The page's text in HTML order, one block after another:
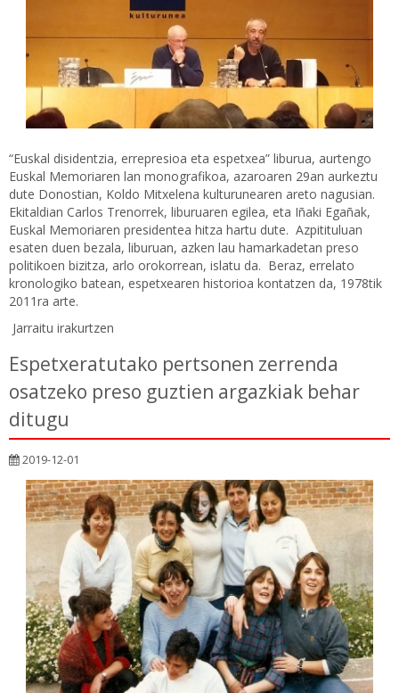
“Euskal disidentzia, errepresioa eta espetxea” liburua, aurtengo
Euskal Memoriaren lan monografikoa, azaroaren 29an aurkeztu
dute Donostian, Koldo Mitxelena kulturunearen areto nagusian.
Ekitaldian Carlos Trenorrek, liburuaren egilea, eta Iñaki Egañak,
Euskal Memoriaren presidentea hitza hartu dute. Azpitituluan
esaten duen bezala, liburuan, azken lau hamarkadetan preso
politikoen bizitza, arlo orokorrean, islatu da. Beraz, errelato
kronologiko batean, espetxearen historioa kontatzen da, 1978tik
2011ra arte.
Jarraitu irakurtzen
Espetxeratutako pertsonen zerrenda
osatzeko preso guztien argazkiak behar
ditugu
2019-12-01